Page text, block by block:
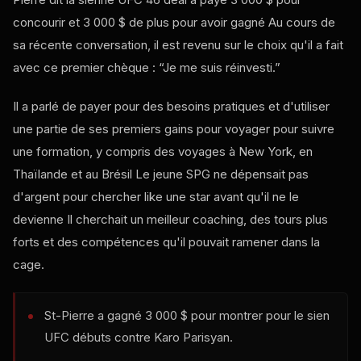
concourir et 3 000 $ de plus pour avoir gagné Au cours de
sa récente conversation, il est revenu sur le choix qu'il a fait
avec ce premier chèque : “Je me suis réinvesti.”
Il a parlé de payer pour des besoins pratiques et d'utiliser
une partie de ses premiers gains pour voyager pour suivre
une formation, y compris des voyages à New York, en
Thaïlande et au Brésil Le jeune SPG ne dépensait pas
d'argent pour chercher like une star avant qu'il ne le
devienne Il cherchait un meilleur coaching, des tours plus
forts et des compétences qu'il pouvait ramener dans la
cage.
St-Pierre a gagné 3 000 $ pour montrer pour le sien
UFC débuts contre Karo Parisyan.